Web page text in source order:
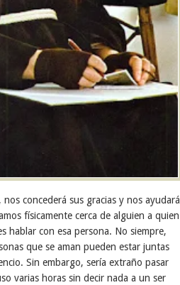
nos concederá sus gracias y nos ayudará
físicamente cerca de alguien a quien
hablar con esa persona. No siempre,
que se aman pueden estar juntas
Sin embargo, sería extraño pasar
varias horas sin decir nada a un ser